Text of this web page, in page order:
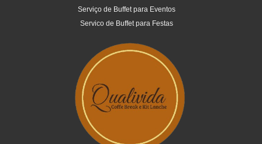
Serviço de Buffet para Eventos
Servico de Buffet para Festas